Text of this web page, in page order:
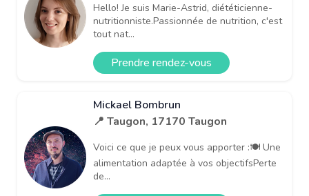
Hello! Je suis Marie-Astrid, diététicienne-
nutritionniste.Passionnée de nutrition, c'est
tout nat...
Prendre rendez-vous
Mickael Bombrun
📍 Taugon, 17170 Taugon
Voici ce que je peux vous apporter :🍽 Une
alimentation adaptée à vos objectifsPerte
de...